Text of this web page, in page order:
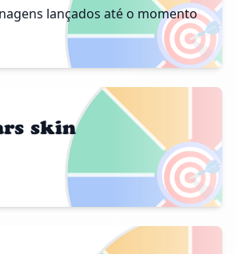
🎯
lançados até o momento
🎯
skin